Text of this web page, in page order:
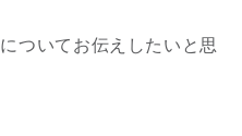
についてお伝えしたいと思